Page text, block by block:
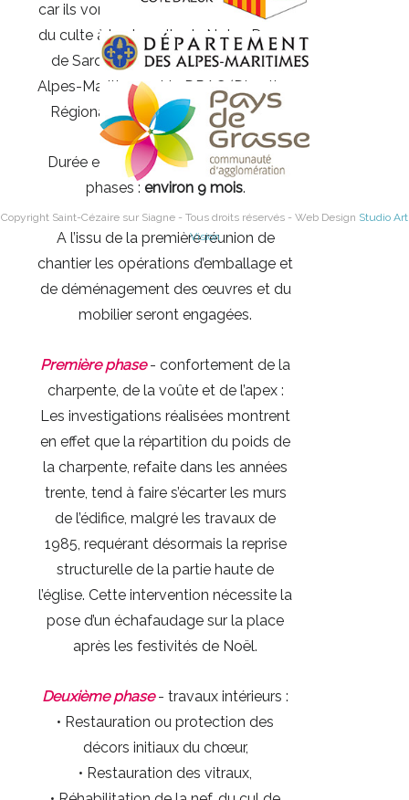
car ils vont nécessiter le déplacement
du culte à la chapelle de Notre-Dame
de Sardaigne, le Département des
Alpes-Maritimes et la DRAC (Direction
Régionale des Affaires Culturelles).
Durée estimée des travaux en deux
phases : environ 9 mois.
A l’issu de la première réunion de
chantier les opérations d’emballage et
de déménagement des œuvres et du
mobilier seront engagées.
Première phase- confortement de la
charpente, de la voûte et de l’apex :
Les investigations réalisées montrent
en effet que la répartition du poids de
la charpente, refaite dans les années
trente, tend à faire s’écarter les murs
de l’édifice, malgré les travaux de
1985, requérant désormais la reprise
structurelle de la partie haute de
l’église. Cette intervention nécessite la
pose d’un échafaudage sur la place
après les festivités de Noël.
Deuxième phase- travaux intérieurs :
• Restauration ou protection des
décors initiaux du chœur,
• Restauration des vitraux,
Copyright Saint-Cézaire sur Siagne - Tous droits réservés - Web Design Studio Art
Vision